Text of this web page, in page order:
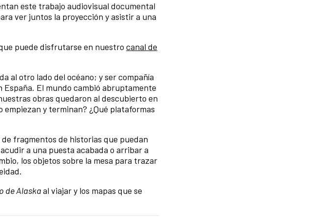
este trabajo audiovisual documental
ver juntos la proyección y asistir a una
puede disfrutarse en nuestro canal de
al otro lado del océano; y ser compañía
El mundo cambió abruptamente
obras quedaron al descubierto en
y terminan? ¿Qué plataformas
fragmentos de historias que puedan
a una puesta acabada o arribar a
los objetos sobre la mesa para trazar
de Alaskaal viajar y los mapas que se